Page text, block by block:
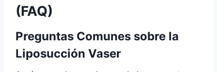
(FAQ)
Preguntas Comunes sobre la
Liposucción Vaser